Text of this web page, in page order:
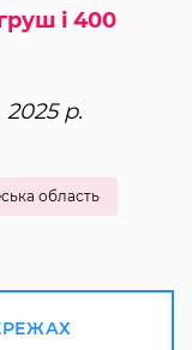
і 400
р.
область